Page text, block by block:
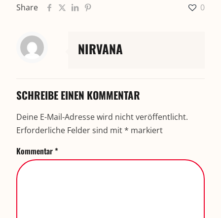
Share 0
NIRVANA
SCHREIBE EINEN KOMMENTAR
Deine E-Mail-Adresse wird nicht veröffentlicht.
Erforderliche Felder sind mit* markiert
Kommentar*